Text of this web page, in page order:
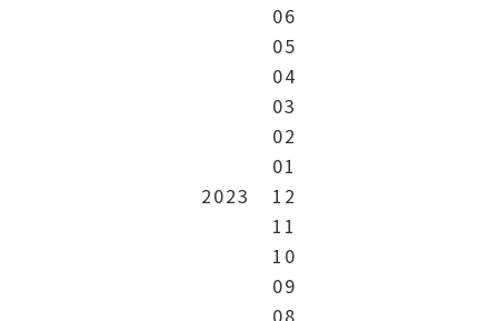
06
05
04
03
02
01
2023
12
11
10
09
08